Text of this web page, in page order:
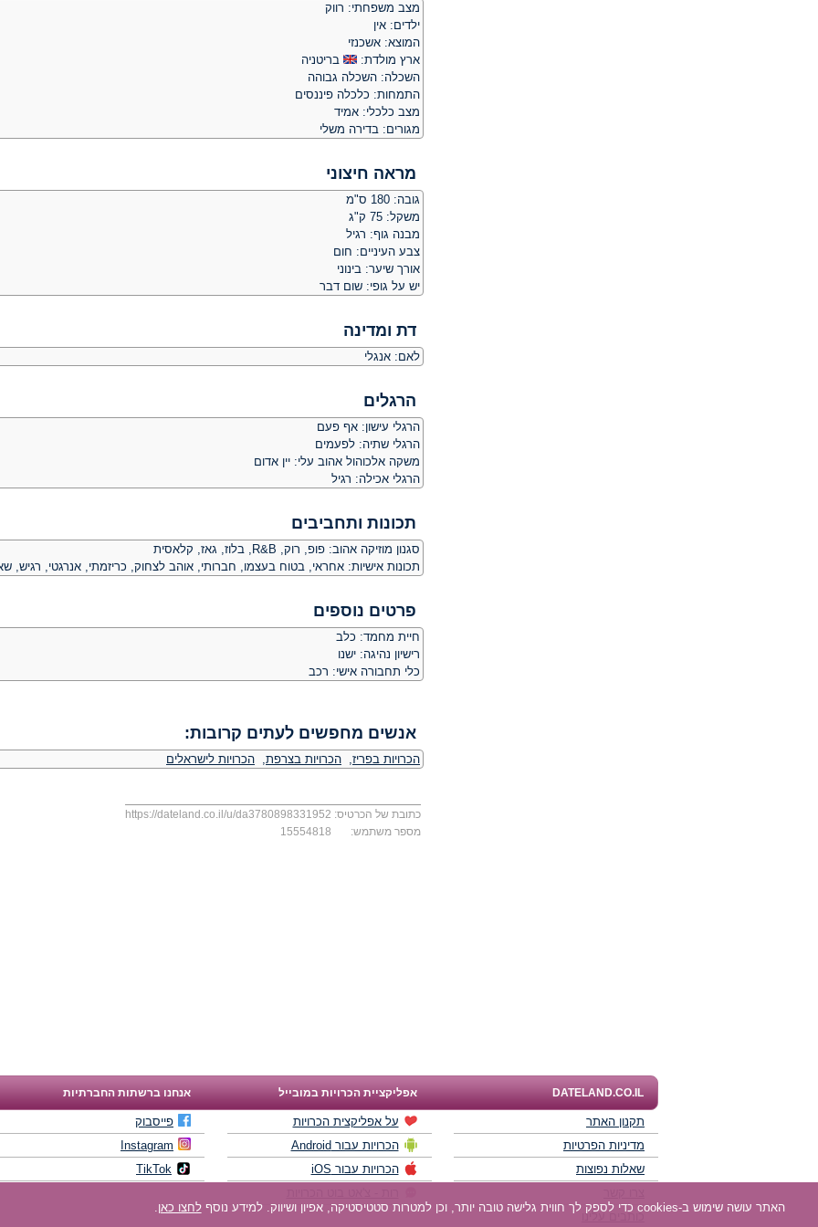
מצב משפחתי: רווק
ילדים: אין
המוצא: אשכנזי
ארץ מולדת:
בריטניה
השכלה: השכלה גבוהה
התמחות: כלכלה פיננסים
מצב כלכלי: אמיד
מגורים: בדירה משלי
מראה חיצוני
גובה: 180 ס"מ
משקל: 75 ק"ג
מבנה גוף: רגיל
צבע העיניים: חום
אורך שיער: בינוני
יש על גופי: שום דבר
דת ומדינה
לאם: אנגלי
הרגלים
הרגלי עישון: אף פעם
הרגלי שתיה: לפעמים
משקה אלכוהול אהוב עלי: יין אדום
הרגלי אכילה: רגיל
תכונות ותחביבים
סגנון מוזיקה אהוב: פופ, רוק, R&B, בלוז, גאז, קלאסית
תכונות אישיות: אחראי, בטוח בעצמו, חברותי, אוהב לצחוק, כריזמתי, אנרגטי, רגיש,
פרטים נוספים
חיית מחמד: כלב
רישיון נהיגה: ישנו
כלי תחבורה אישי: רכב
אנשים מחפשים לעתים קרובות:
הכרויות בפריז, הכרויות בצרפת, הכרויות לישראלים
כתובת של הכרטיס: https://dateland.co.il/u/da3780898331952
מספר משתמש:
15554818
DATELAND.CO.IL אפליקציית הכרויות במובייל אנחנו ברשתות החברתיות
תקנון האתר
מדיניות הפרטיות
שאלות נפוצות
כותבים עלינו
על אפליקצית הכרויות
הכרויות עבור Android
הכרויות עבור iOS
פייסבוק
Instagram
TikTok
האתר עושה שימוש ב-cookies כדי לספק לך חווית גלישה טובה יותר, וכן למטרות סטטיסטיקה, אפיון ושיווק. למידע נוסף לחצו כאן.